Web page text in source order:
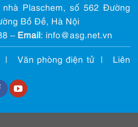
Plaschem, số 562 Đường
Bồ Đề, Hà Nội
– Email: info@ asg.net.vn
| Văn phòng điện tử|
Liên